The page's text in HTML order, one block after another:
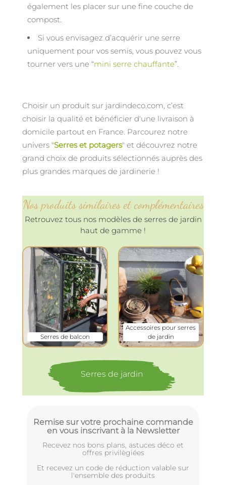
également les placer sur une fine couche de
compost.
Si vous envisagez d’acquérir une serre
uniquement pour vos semis, vous pouvez vous
tourner vers une “mini serre chauffante”.
Choisir un produit sur jardindeco.com, c’est
choisir la qualité et bénéficier d'une livraison à
domicile partout en France. Parcourez notre
univers "Serres et potagers" et découvrez notre
grand choix de produits sélectionnés auprès des
plus grandes marques de jardinerie !
Nos produits similaires et complémentaires
Serres de balcon
Retrouvez tous nos modèles de serres de jardin
haut de gamme !
Serres de jardin
Accessoires pour serres
de jardin
Remise sur votre prochaine commande
en vous inscrivant à la Newsletter
Recevez nos bons plans, astuces déco et
offres privilègiées
Et recevez un code de réduction valable sur
l'ensemble des produits